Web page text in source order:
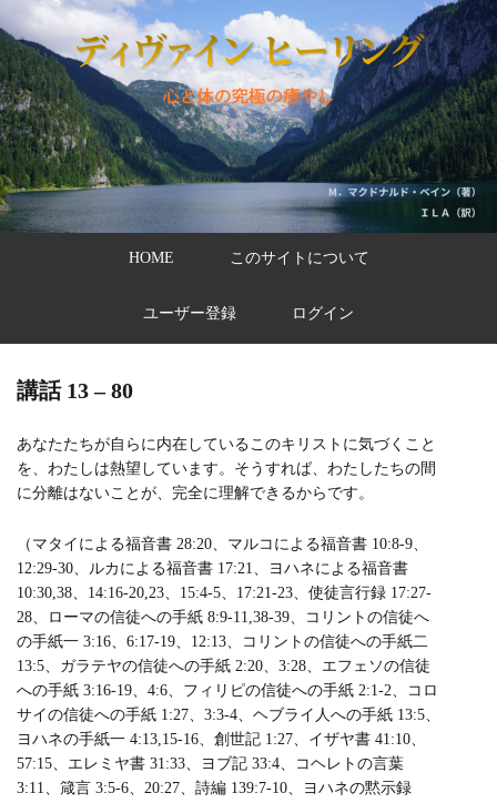
HOME このサイトについて
ユーザー登録 ログイン
講話 13 – 80
あなたたちが自らに内在しているこのキリストに気づくこと
を、わたしは熱望しています。そうすれば、わたしたちの間
に分離はないことが、完全に理解できるからです。
（マタイによる福音書 28:20、マルコによる福音書 10:8-9、
12:29-30、ルカによる福音書 17:21、ヨハネによる福音書
10:30,38、14:16-20,23、15:4-5、17:21-23、使徒言行録 17:27-
28、ローマの信徒への手紙 8:9-11,38-39、コリントの信徒へ
の手紙一 3:16、6:17-19、12:13、コリントの信徒への手紙二
13:5、ガラテヤの信徒への手紙 2:20、3:28、エフェソの信徒
への手紙 3:16-19、4:6、フィリピの信徒への手紙 2:1-2、コロ
サイの信徒への手紙 1:27、3:3-4、ヘブライ人への手紙 13:5、
ヨハネの手紙一 4:13,15-16、創世記 1:27、イザヤ書 41:10、
57:15、エレミヤ書 31:33、ヨブ記 33:4、コヘレトの言葉
3:11、箴言 3:5-6、20:27、詩編 139:7-10、ヨハネの黙示録